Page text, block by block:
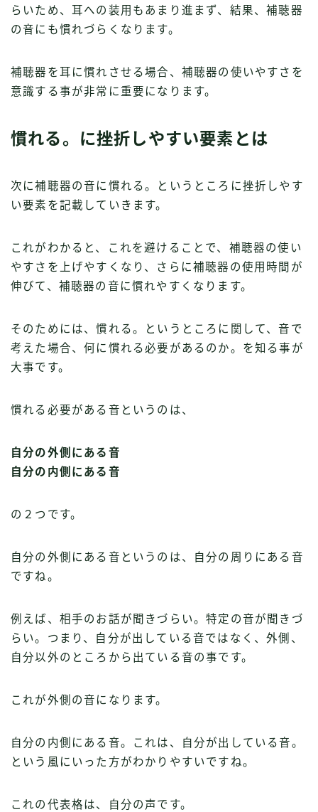
らいため、耳への装用もあまり進まず、結果、補聴器
の音にも慣れづらくなります。
補聴器を耳に慣れさせる場合、補聴器の使いやすさを
意識する事が非常に重要になります。
慣れる。に挫折しやすい要素とは
次に補聴器の音に慣れる。というところに挫折しやす
い要素を記載していきます。
これがわかると、これを避けることで、補聴器の使い
やすさを上げやすくなり、さらに補聴器の使用時間が
伸びて、補聴器の音に慣れやすくなります。
そのためには、慣れる。というところに関して、音で
考えた場合、何に慣れる必要があるのか。を知る事が
大事です。
慣れる必要がある音というのは、
自分の外側にある音
自分の内側にある音
の２つです。
自分の外側にある音というのは、自分の周りにある音
ですね。
例えば、相手のお話が聞きづらい。特定の音が聞きづ
らい。つまり、自分が出している音ではなく、外側、
自分以外のところから出ている音の事です。
これが外側の音になります。
自分の内側にある音。これは、自分が出している音。
という風にいった方がわかりやすいですね。
これの代表格は、自分の声です。